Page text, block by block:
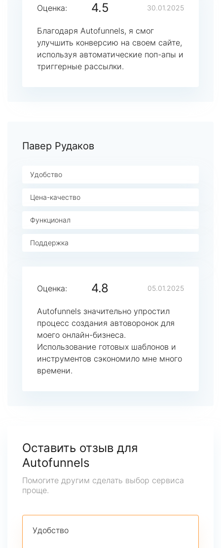
Оценка: 4.5 30.01.2025
Благодаря Autofunnels, я смог
улучшить конверсию на своем сайте,
используя автоматические поп-апы и
триггерные рассылки.
Павер Рудаков
Удобство
Цена-качество
Функционал
Поддержка
Оценка: 4.8 05.01.2025
Autofunnels значительно упростил
процесс создания автоворонок для
моего онлайн-бизнеса.
Использование готовых шаблонов и
инструментов сэкономило мне много
времени.
Оставить отзыв для
Autofunnels
Помогите другим сделать выбор сервиса
проще.
Удобство